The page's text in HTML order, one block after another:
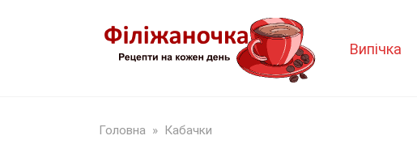
Випічка
Головна » Кабачки